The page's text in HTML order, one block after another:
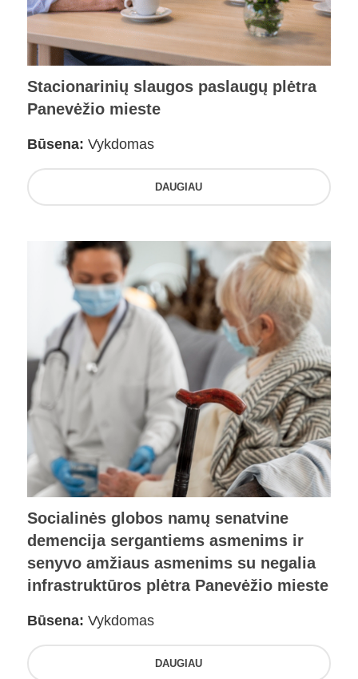
Stacionarinių slaugos paslaugų plėtra
Panevėžio mieste
Būsena: Vykdomas
DAUGIAU
Socialinės globos namų senatvine
demencija sergantiems asmenims ir
senyvo amžiaus asmenims su negalia
infrastruktūros plėtra Panevėžio mieste
Būsena: Vykdomas
DAUGIAU